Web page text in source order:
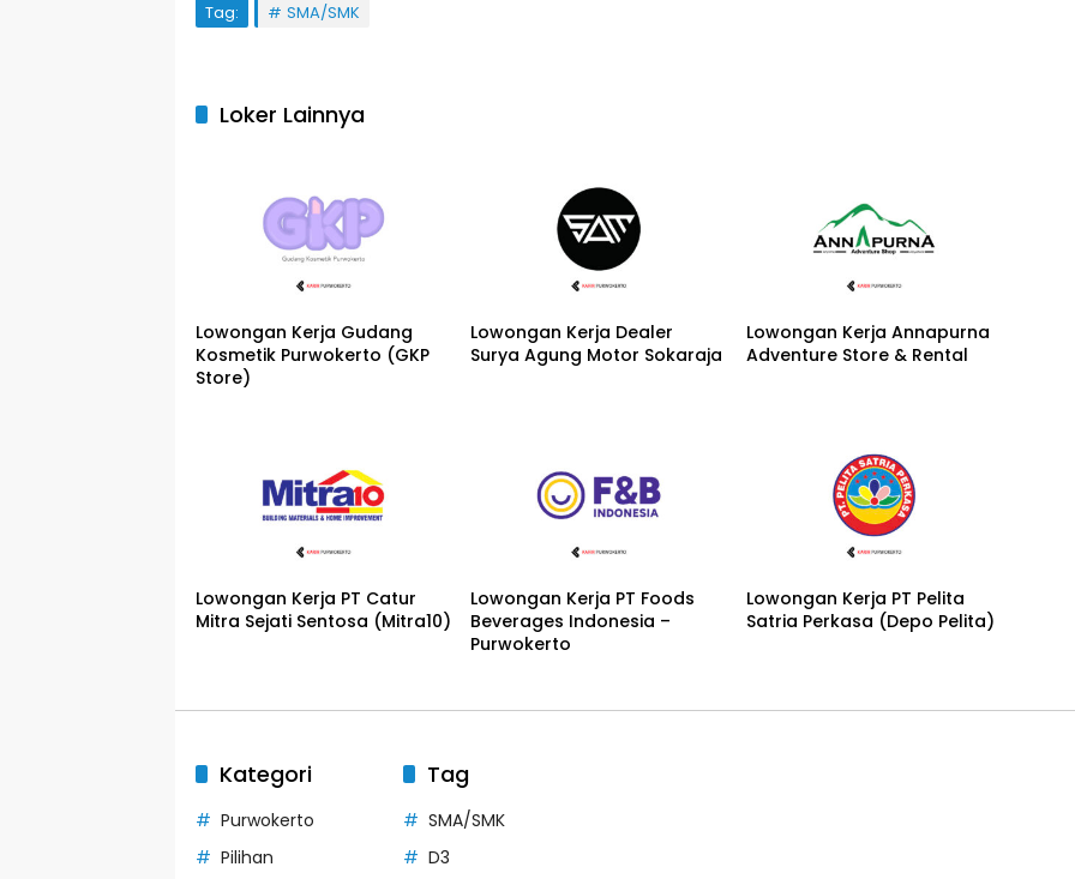
Tag: SMA/SMK
Loker Lainnya
Lowongan Kerja Gudang
Kosmetik Purwokerto (GKP
Store)
Lowongan Kerja Dealer
Surya Agung Motor Sokaraja
Lowongan Kerja Annapurna
Adventure Store & Rental
Lowongan Kerja PT Catur
Mitra Sejati Sentosa (Mitra10)
Lowongan Kerja PT Foods
Beverages Indonesia –
Purwokerto
Lowongan Kerja PT Pelita
Satria Perkasa (Depo Pelita)
Kategori
Purwokerto
Pilihan
Tag
SMA/SMK
D3